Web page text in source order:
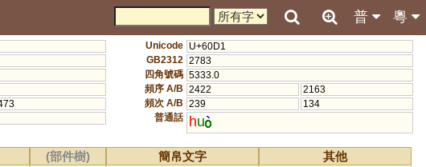
粵
普
Unicode U+60D1
GB2312 2783
四角號碼 5333.0
頻序 A/B 2422
2163
頻次 A/B 239
134
普通話 hu
(部件樹) 簡帛文字 其他